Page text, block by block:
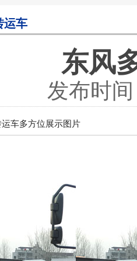
运车
东风
发布时
车多方位展示图片